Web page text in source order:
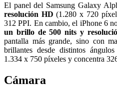
El panel del Samsung Galaxy
resolución HD (1.280 x 720
312 PPI. En cambio, el iPhone 6
un brillo de 500 nits y
pantalla más grande, sino con
brillantes desde distintos
1.334 x 750 píxeles y concentra
Cámara